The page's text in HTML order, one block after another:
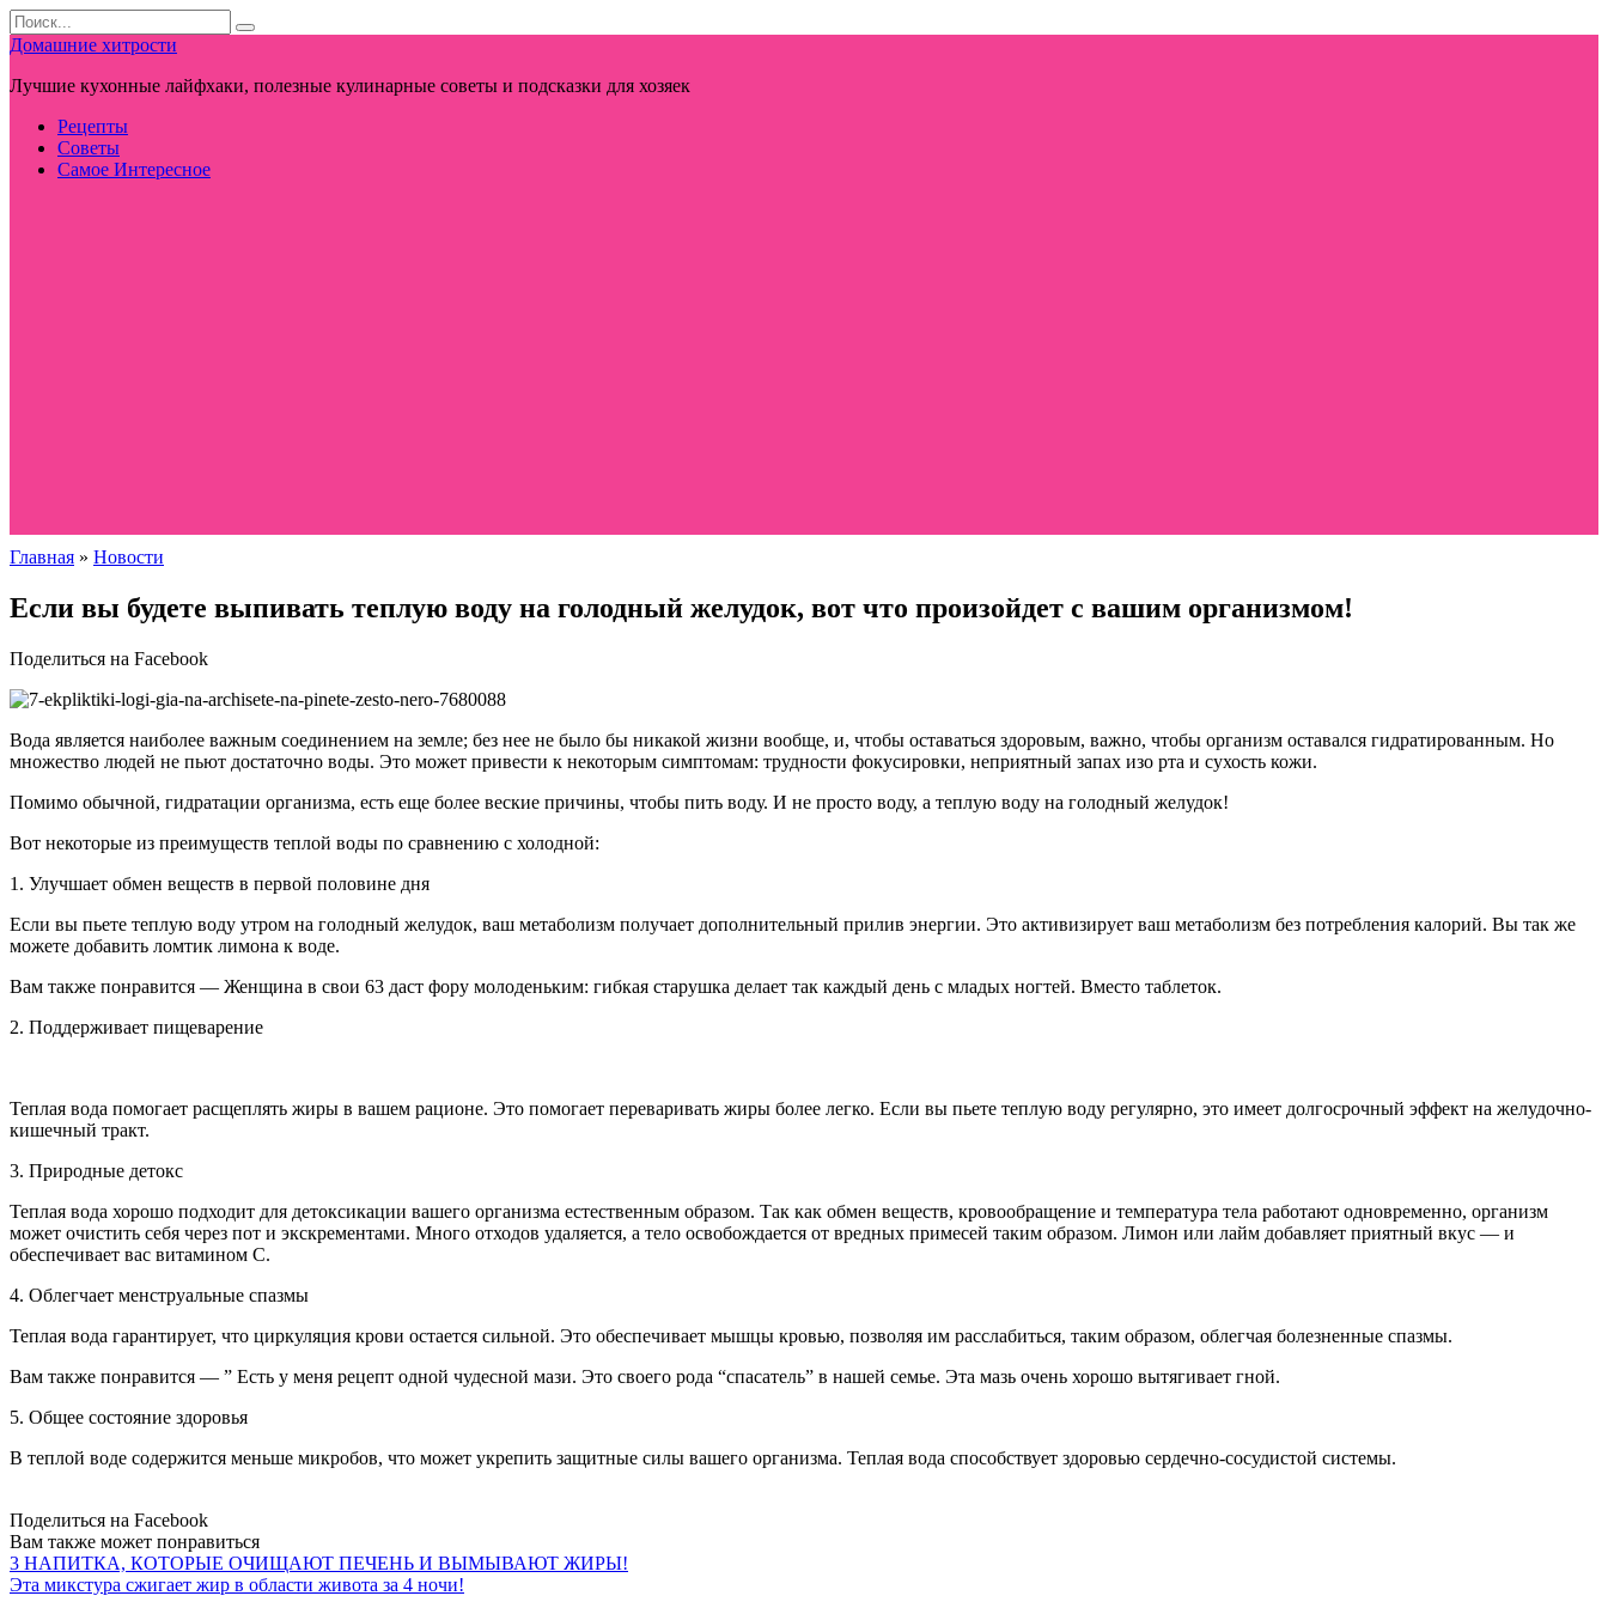
Перейти
к
контенту
Search
for:
Домашние хитрости
Лучшие кухонные лайфхаки, полезные кулинарные советы и подсказки для хозяек
Рецепты
Советы
Самое Интересное
Главная » Новости
Если вы будете выпивать теплую воду на голодный желудок, вот что произойдет с вашим организмом!
Поделиться на Facebook
Вода является наиболее важным соединением на земле; без нее не было бы никакой жизни вообще, и, чтобы оставаться здоровым, важно, чтобы организм оставался гидратированным. Но
множество людей не пьют достаточно воды. Это может привести к некоторым симптомам: трудности фокусировки, неприятный запах изо рта и сухость кожи.
Помимо обычной, гидратации организма, есть еще более веские причины, чтобы пить воду. И не просто воду, а теплую воду на голодный желудок!
Вот некоторые из преимуществ теплой воды по сравнению с холодной:
1. Улучшает обмен веществ в первой половине дня
Если вы пьете теплую воду утром на голодный желудок, ваш метаболизм получает дополнительный прилив энергии. Это активизирует ваш метаболизм без потребления калорий. Вы так же
можете добавить ломтик лимона к воде.
Вам также понравится — Женщина в свои 63 даст фору молоденьким: гибкая старушка делает так каждый день с младых ногтей. Вместо таблеток.
2. Поддерживает пищеварение
Теплая вода помогает расщеплять жиры в вашем рационе. Это помогает переваривать жиры более легко. Если вы пьете теплую воду регулярно, это имеет долгосрочный эффект на желудочно-
кишечный тракт.
3. Природные детокс
Теплая вода хорошо подходит для детоксикации вашего организма естественным образом. Так как обмен веществ, кровообращение и температура тела работают одновременно, организм
может очистить себя через пот и экскрементами. Много отходов удаляется, а тело освобождается от вредных примесей таким образом. Лимон или лайм добавляет приятный вкус — и
обеспечивает вас витамином С.
4. Облегчает менструальные спазмы
Теплая вода гарантирует, что циркуляция крови остается сильной. Это обеспечивает мышцы кровью, позволяя им расслабиться, таким образом, облегчая болезненные спазмы.
Вам также понравится — ” Есть у меня рецепт одной чудесной мази. Это своего рода “спасатель” в нашей семье. Эта мазь очень хорошо вытягивает гной.
5. Общее состояние здоровья
В теплой воде содержится меньше микробов, что может укрепить защитные силы вашего организма. Теплая вода способствует здоровью сердечно-сосудистой системы.
Поделиться на Facebook
Вам также может понравиться
3 НАПИТКА, КОТОРЫЕ ОЧИЩАЮТ ПЕЧЕНЬ И ВЫМЫВАЮТ ЖИРЫ!
Эта микстура сжигает жир в области живота за 4 ночи!